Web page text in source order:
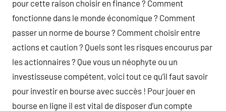
pour cette raison choisir en finance ? Comment
fonctionne dans le monde économique ? Comment
passer un norme de bourse ? Comment choisir entre
actions et caution ? Quels sont les risques encourus par
les actionnaires ? Que vous un néophyte ou un
investisseuse compétent, voici tout ce qu’il faut savoir
pour investir en bourse avec succès ! Pour jouer en
bourse en ligne il est vital de disposer d’un compte